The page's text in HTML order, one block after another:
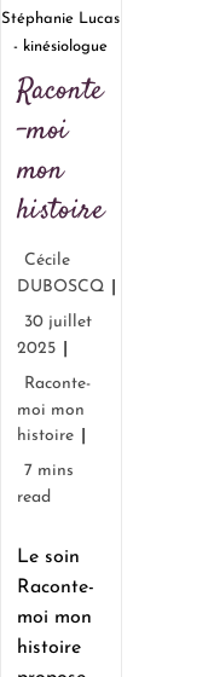
Stéphanie Lucas
- kinésiologue
Raconte
-moi
mon
histoire
Cécile
DUBOSCQ
30 juillet
2025
Raconte-
moi mon
histoire
7 mins
read
Le soin
Raconte-
moi mon
histoire